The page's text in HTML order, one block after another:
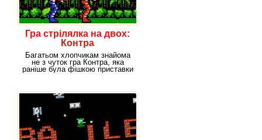
Гра стрілялка на двох:
Контра
Багатьом хлопчикам знайома
не з чуток гра Контра, яка
раніше була фішкою приставки